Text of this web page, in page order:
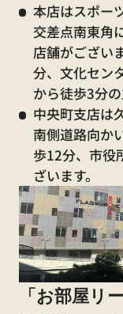
【休
賃
水漏れ・
売
本店はスポー
交差点南東角
店舗がござい
分、文化セン
から徒歩3分の
中央町支店は
南側道路向か
歩12分、市役
ざいます。
「お部屋リ